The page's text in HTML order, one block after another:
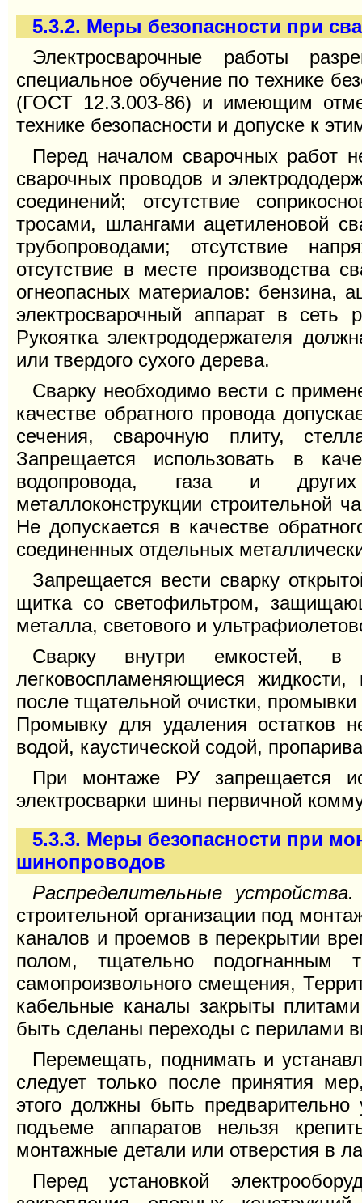
5.3.2. Меры безопасности при
Электросварочные работы
специальное обучение по технике
(ГОСТ 12.3.003-86) и имеющим
технике безопасности и допуске к
Перед началом сварочных работ
сварочных проводов и
соединений; отсутствие
тросами, шлангами ацетиленовой
трубопроводами; отсутствие
отсутствие в месте производства
огнеопасных материалов: бензина,
электросварочный аппарат в сеть
Рукоятка электрододержателя
или твердого сухого дерева.
Сварку необходимо вести с
качестве обратного провода
сечения, сварочную плиту,
Запрещается использовать в
водопровода, газа и других
металлоконструкции строительной
Не допускается в качестве
соединенных отдельных
Запрещается вести сварку
щитка со светофильтром,
металла, светового и
Сварку внутри емкостей, в
легковоспламеняющиеся
после тщательной очистки,
Промывку для удаления остатков
водой, каустической содой,
При монтаже РУ запрещается
электросварки шины первичной
5.3.3. Меры безопасности при
шинопроводов
Распределительные устройства.
строительной организации под
каналов и проемов в перекрытии
полом, тщательно подогнанным
самопроизвольного смещения,
кабельные каналы закрыты
быть сделаны переходы с перилами
Перемещать, поднимать и
следует только после принятия
этого должны быть
подъеме аппаратов нельзя
монтажные детали или отверстия в
Перед установкой